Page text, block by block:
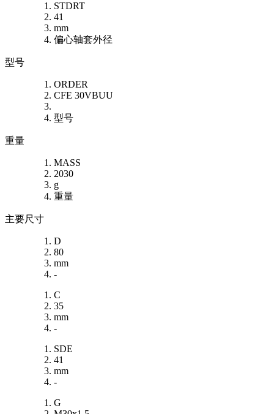
STDRT
41
mm
偏心轴套外径
型号
ORDER
CFE 30VBUU
型号
重量
MASS
2030
g
重量
主要尺寸
D
80
mm
-
C
35
mm
-
SDE
41
mm
-
G